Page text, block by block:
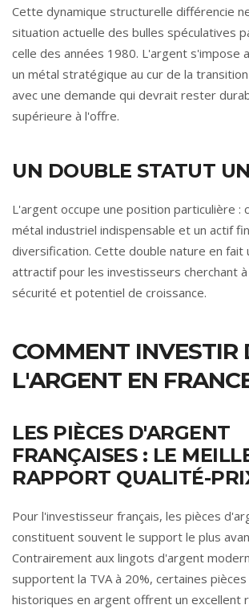
Cette dynamique structurelle différencie
situation actuelle des bulles spéculatives
celle des années 1980. L'argent s'impose
un métal stratégique au cur de la
avec une demande qui devrait rester
supérieure à l'offre.
UN DOUBLE STATUT
L'argent occupe une position particulière :
métal industriel indispensable et un actif
diversification. Cette double nature en fait
attractif pour les investisseurs cherchant
sécurité et potentiel de croissance.
COMMENT INVESTIR
L'ARGENT EN
LES PIÈCES D'ARGENT
FRANÇAISES : LE
RAPPORT QUALITÉ-
Pour l'investisseur français, les pièces
constituent souvent le support le plus
Contrairement aux lingots d'argent
supportent la TVA à 20%, certaines
historiques en argent offrent un excellent